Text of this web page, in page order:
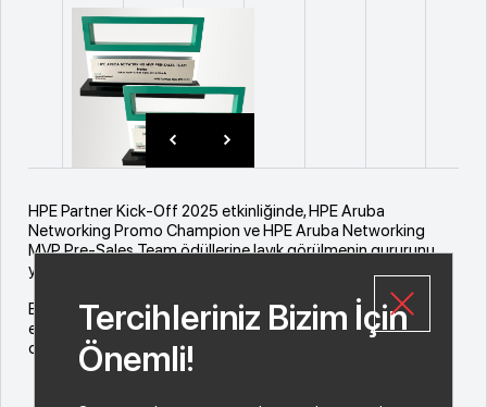
HPE Partner Kick-Off 2025 etkinliğinde, HPE Aruba
Networking Promo Champion ve HPE Aruba Networking
MVP Pre-Sales Team ödüllerine layık görülmenin gururunu
yaşıyoruz!
Bu başarıda emeği geçen Netex AŞ HPE Aruba Networking
ekibimizi tebrik eder, bizlere destek veren tüm iş
ortaklarımıza teşekkür ederiz.
Tercihleriniz Bizim İçin
Önemli!